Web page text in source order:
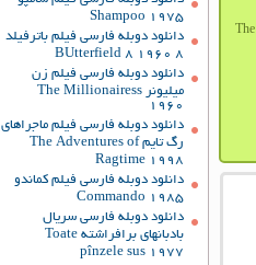
Shampoo 1975
دانلود دوبله فارسی فیلم باترفیلد
8 BUtterfield 8 1960
دانلود دوبله فارسی فیلم زن
میلیونر The Millionairess
1960
دانلود دوبله فارسی فیلم ماجراهای
رگ تایم The Adventures of
Ragtime 1998
دانلود دوبله فارسی فیلم کماندو
Commando 1985
دانلود دوبله فارسی سریال
بادبانهای برافراشته Toate
pînzele sus 1977